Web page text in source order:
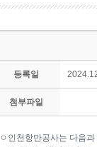
등록일
첨부파일
ㅇ인천항만공사는 다음